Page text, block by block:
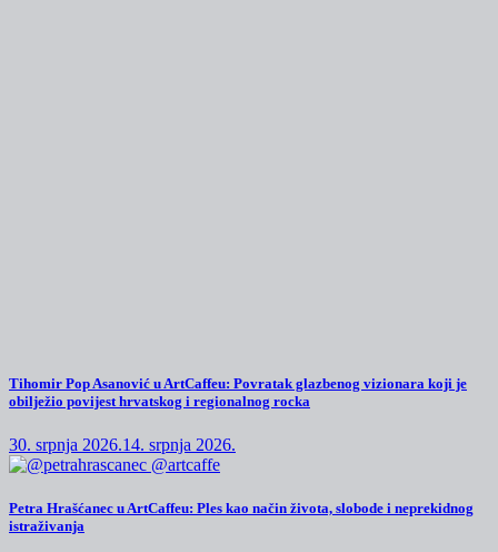
Tihomir Pop Asanović u ArtCaffeu: Povratak glazbenog vizionara koji je
obilježio povijest hrvatskog i regionalnog rocka
30. srpnja 2026.14. srpnja 2026.
Petra Hrašćanec u ArtCaffeu: Ples kao način života, slobode i neprekidnog
istraživanja